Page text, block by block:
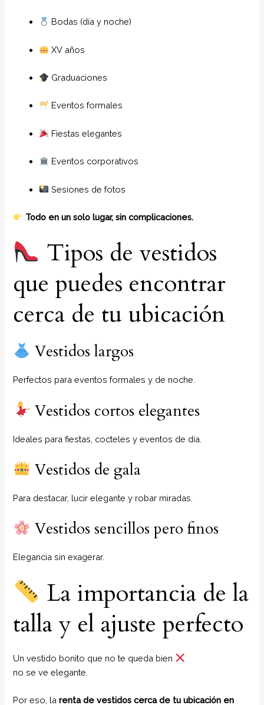
Bodas (día y noche)
XV años
Graduaciones
Eventos formales
Fiestas elegantes
Eventos corporativos
Sesiones de fotos
Todo en un solo lugar, sin complicaciones.
Tipos de vestidos
que puedes encontrar
cerca de tu ubicación
Vestidos largos
Perfectos para eventos formales y de noche.
Vestidos cortos elegantes
Ideales para fiestas, cocteles y eventos de día.
Vestidos de gala
Para destacar, lucir elegante y robar miradas.
Vestidos sencillos pero finos
Elegancia sin exagerar.
La importancia de la
talla y el ajuste perfecto
Un vestido bonito que no te queda bien
no se ve elegante.
Por eso, larenta de vestidos cerca de tu ubicación en